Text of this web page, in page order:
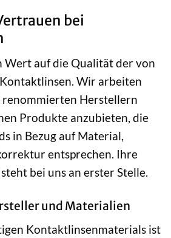
bei
Wert auf die Qualität der von
Wir arbeiten
Herstellern
Produkte anzubieten, die
in Bezug auf Material,
entsprechen. Ihre
bei uns an erster Stelle.
und Materialien
Kontaktlinsenmaterials ist